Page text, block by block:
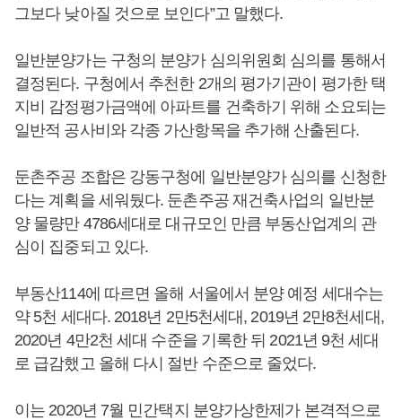
그보다 낮아질 것으로 보인다”고 말했다.
일반분양가는 구청의 분양가 심의위원회 심의를 통해서
결정된다. 구청에서 추천한 2개의 평가기관이 평가한 택
지비 감정평가금액에 아파트를 건축하기 위해 소요되는
일반적 공사비와 각종 가산항목을 추가해 산출된다.
둔촌주공 조합은 강동구청에 일반분양가 심의를 신청한
다는 계획을 세워뒀다. 둔촌주공 재건축사업의 일반분
양 물량만 4786세대로 대규모인 만큼 부동산업계의 관
심이 집중되고 있다.
부동산114에 따르면 올해 서울에서 분양 예정 세대수는
약 5천 세대다. 2018년 2만5천세대, 2019년 2만8천세대,
2020년 4만2천 세대 수준을 기록한 뒤 2021년 9천 세대
로 급감했고 올해 다시 절반 수준으로 줄었다.
이는 2020년 7월 민간택지 분양가상한제가 본격적으로